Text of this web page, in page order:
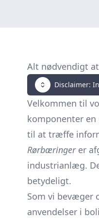
Alt nødvendigt
Disclaimer:
Velkommen til
komponenter
til at træffe
Rørbæringerer
industrianlæg.
betydeligt.
Som vi bevæger
anvendelser i